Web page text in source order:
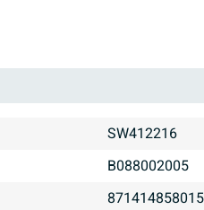
SW412216
B088002005